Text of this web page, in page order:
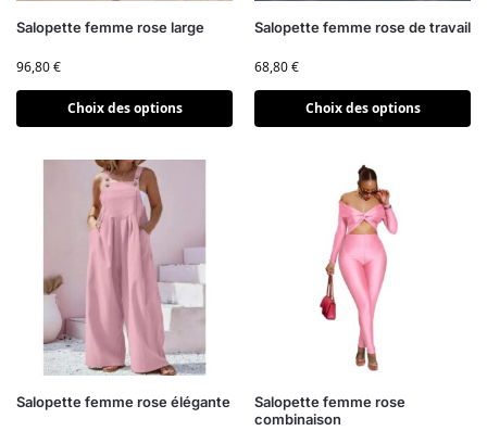
Salopette femme rose large
96,80€
Choix des options
Salopette femme rose de travail
68,80€
Choix des options
Salopette femme rose élégante
Salopette femme rose
combinaison